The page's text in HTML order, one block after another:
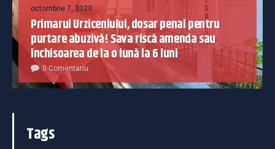
octombrie 7, 2023
Primarul Urziceniului, dosar penal pentru
purtare abuzivă! Sava riscă amenda sau
închisoarea de la o lună la 6 luni
0 Comentariu
Tags